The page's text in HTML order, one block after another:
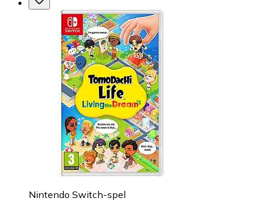
Nintendo Switch-spel